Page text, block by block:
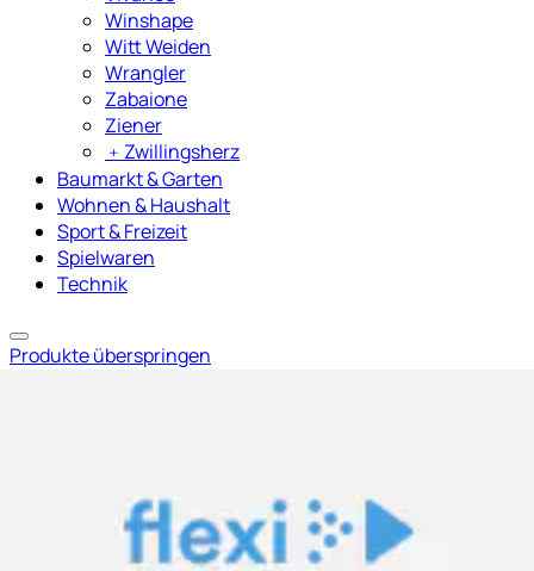
Winshape
Witt Weiden
Wrangler
Zabaione
Ziener
﹢ Zwillingsherz
Baumarkt & Garten
Wohnen & Haushalt
Sport & Freizeit
Spielwaren
Technik
Produkte überspringen